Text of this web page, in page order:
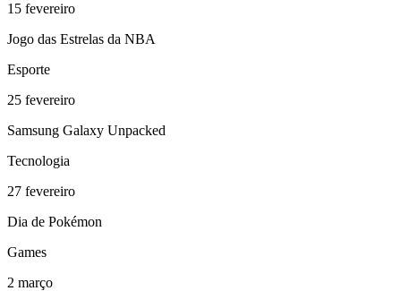
15 fevereiro
Jogo das Estrelas da NBA
Esporte
25 fevereiro
Samsung Galaxy Unpacked
Tecnologia
27 fevereiro
Dia de Pokémon
Games
2 março